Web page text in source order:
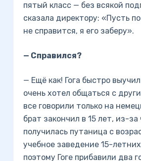
пятый класс — без всякой
сказала директору: «Пусть
не справится, я его заберу».
— Справился?
— Ещё как! Гога быстро
очень хотел общаться с
все говорили только на
брат закончил в 15 лет, из-за
получилась путаница с
учебное заведение 15-
поэтому Гоге прибавили два